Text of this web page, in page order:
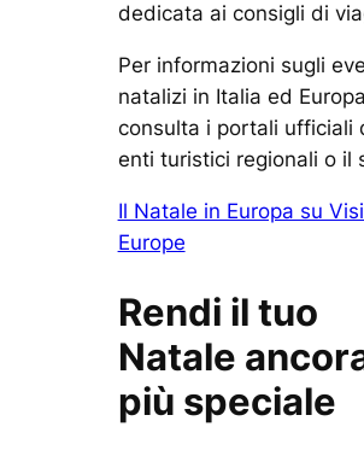
dedicata ai consigli di
Per informazioni sugli
natalizi in Italia ed
consulta i portali ufficiali
enti turistici regionali o il
Il Natale in Europa su
Europe
Rendi il tuo
Natale
più speciale